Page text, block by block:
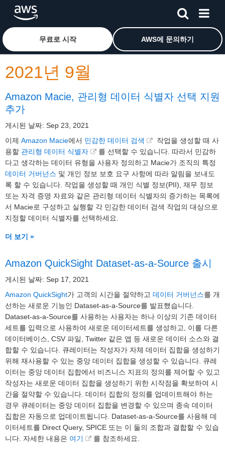
메인 콘텐츠로 건너뛰기Amazon Web Services 홈 페이지로 돌아가려면 여기를 클
무료로 시작 AWS에 문의하기
2021년 9월
Amazon Macie, 관리형 데이터 식별자 선택 지원
추가
게시된 날짜: Sep 23, 2021
이제 Amazon Macie에서 민감한 데이터 검색
작업을 생성할 때 사
용할 관리형 데이터 식별자
를 선택할 수 있습니다. 따라서 민감하
다고 생각하는 데이터 유형을 사용자 정의하고 Macie가 조직의 특정
데이터 거버넌스 및 개인 정보 보호 요구 사항에 따라 알림을 보내도
록 할 수 있습니다. 작업을 생성할 때 개인 식별 정보(PII), 재무 정보
또는 자격 증명 자료와 같은 관리형 데이터 식별자의 증가하는 목록에
서 Macie로 구성하고 실행할 각 민감한 데이터 검색 작업의 대상으로
지정할 데이터 식별자를 선택하세요.
더 보기 »
Amazon QuickSight Dataset-as-a-Source 출시
게시된 날짜: Sep 17, 2021
Amazon QuickSight가 고객의 시간을 절약하고 데이터 거버넌스를 개
선하는 새로운 기능인 Dataset-as-a-Source를 발표했습니다.
Dataset-as-a-Source를 사용하는 사용자는 하나 이상의 기존 데이터
세트를 입력으로 사용하여 새로운 데이터세트를 생성하고, 이를 다른
데이터베이스, CSV 파일, Twitter 같은 앱 등 새로운 데이터 소스와 결
합할 수 있습니다. 큐레이터는 작성자가 자체 데이터 집합을 생성하기
위해 재사용할 수 있는 중앙 데이터 집합을 생성할 수 있습니다. 큐레
이터는 중앙 데이터 집합에서 비즈니스 지표의 정의를 제어할 수 있고
작성자는 새로운 데이터 집합을 생성하기 위한 시작점을 확보하여 시
간을 절약할 수 있습니다. 데이터 집합의 정의를 업데이트해야 하는
경우 큐레이터는 중앙 데이터 집합을 변경할 수 있으며 종속 데이터
집합은 자동으로 업데이트됩니다. Dataset-as-a-Source를 사용해 데
이터세트를 Direct Query, SPICE 또는 이 둘의 조합과 결합할 수 있습
니다. 자세한 내용은 여기 를 참조하세요.